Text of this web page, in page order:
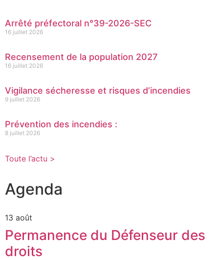
Arrêté préfectoral n°39-2026-SEC
16 juillet 2026
Recensement de la population 2027
16 juillet 2026
Vigilance sécheresse et risques d’incendies
9 juillet 2026
Prévention des incendies :
8 juillet 2026
Toute l’actu >
Agenda
13 août
Permanence du Défenseur des
droits